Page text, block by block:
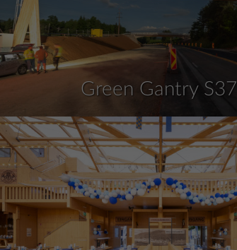
Green Gantry S37